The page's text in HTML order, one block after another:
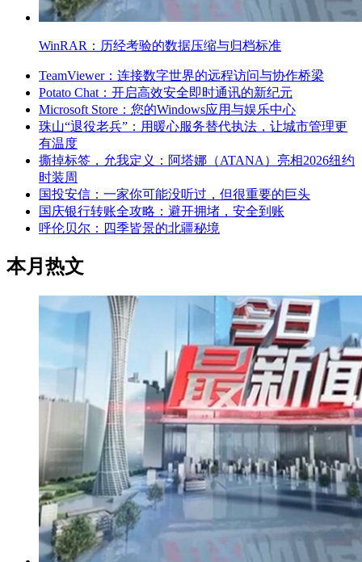
WinRAR：历经考验的数据压缩与归档标准
TeamViewer：连接数字世界的远程访问与协作桥梁
Potato Chat：开启高效安全即时通讯的新纪元
Microsoft Store：您的Windows应用与娱乐中心
珠山“退役老兵”：用暖心服务替代执法，让城市管理更
有温度
撕掉标签，允我定义：阿塔娜（ATANA）亮相2026纽约
时装周
国投安信：一家你可能没听过，但很重要的巨头
国庆银行转账全攻略：避开拥堵，安全到账
呼伦贝尔：四季皆景的北疆秘境
本月热文